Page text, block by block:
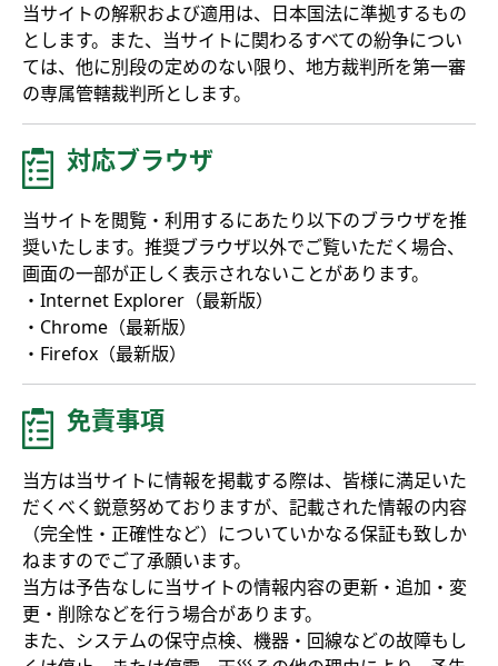
当サイトの解釈および適用は、日本国法に準拠するもの
とします。また、当サイトに関わるすべての紛争につい
ては、他に別段の定めのない限り、地方裁判所を第一審
の専属管轄裁判所とします。
対応ブラウザ
当サイトを閲覧・利用するにあたり以下のブラウザを推
奨いたします。推奨ブラウザ以外でご覧いただく場合、
画面の一部が正しく表示されないことがあります。
・Internet Explorer（最新版）
・Chrome（最新版）
・Firefox（最新版）
免責事項
当方は当サイトに情報を掲載する際は、皆様に満足いた
だくべく鋭意努めておりますが、記載された情報の内容
（完全性・正確性など）についていかなる保証も致しか
ねますのでご了承願います。
当方は予告なしに当サイトの情報内容の更新・追加・変
更・削除などを行う場合があります。
また、システムの保守点検、機器・回線などの故障もし